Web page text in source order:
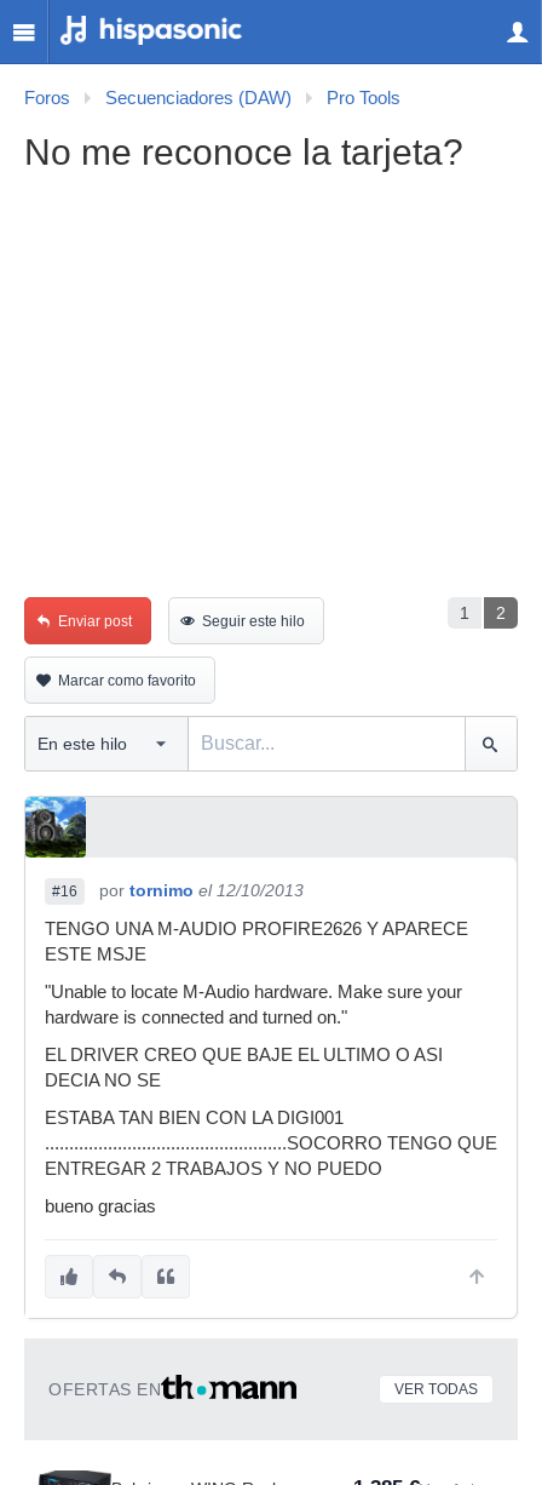
Foros Secuenciadores (DAW) Pro Tools
No me reconoce la tarjeta?
1 2
Enviar post Seguir este hilo
Marcar como favorito
#16 por tornimo el 12/10/2013
TENGO UNA M-AUDIO PROFIRE2626 Y APARECE
ESTE MSJE
"Unable to locate M-Audio hardware. Make sure your
hardware is connected and turned on."
EL DRIVER CREO QUE BAJE EL ULTIMO O ASI
DECIA NO SE
ESTABA TAN BIEN CON LA DIGI001
..................................................SOCORRO TENGO QUE
ENTREGAR 2 TRABAJOS Y NO PUEDO
bueno gracias
OFERTAS EN VER TODAS